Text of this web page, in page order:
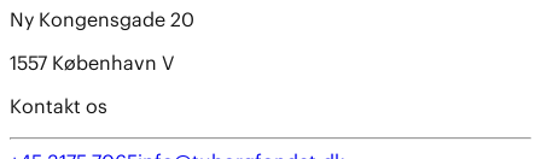
Ny Kongensgade 20
1557 København V
Kontakt os